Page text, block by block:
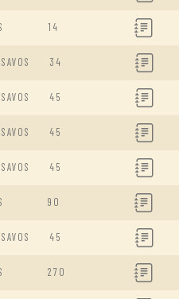
14
34
45
45
45
90
45
270